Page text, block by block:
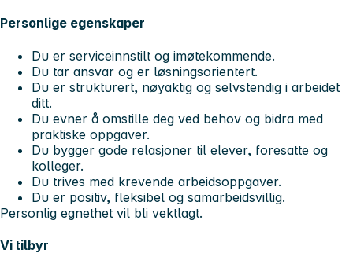
Personlige egenskaper
Du er serviceinnstilt og imøtekommende.
Du tar ansvar og er løsningsorientert.
Du er strukturert, nøyaktig og selvstendig i arbeidet
ditt.
Du evner å omstille deg ved behov og bidra med
praktiske oppgaver.
Du bygger gode relasjoner til elever, foresatte og
kolleger.
Du trives med krevende arbeidsoppgaver.
Du er positiv, fleksibel og samarbeidsvillig.
Personlig egnethet vil bli vektlagt.
Vi tilbyr